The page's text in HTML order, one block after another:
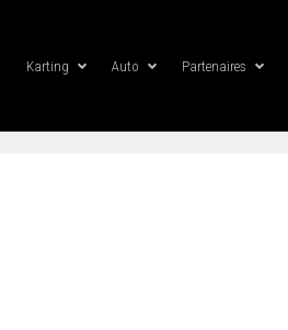
Karting Auto Partenaires